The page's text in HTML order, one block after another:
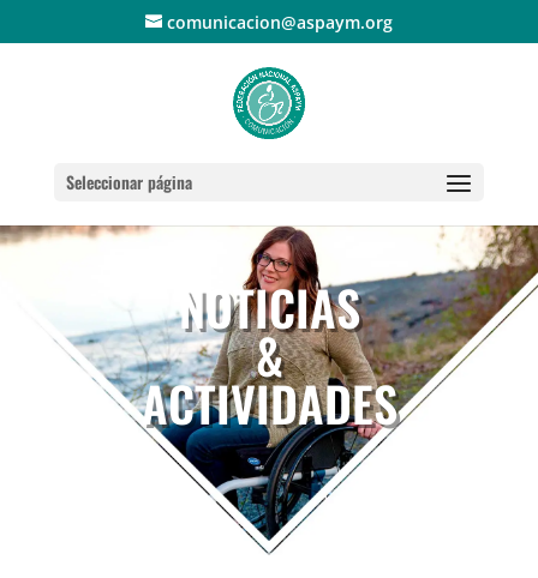
comunicacion@aspaym.org
Seleccionar página
NOTICIAS
&
ACTIVIDADES